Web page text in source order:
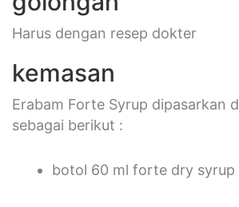
Harus dengan resep dokter
kemasan
Erabam Forte Syrup dipasarkan
sebagai berikut :
botol 60 ml forte dry syrup